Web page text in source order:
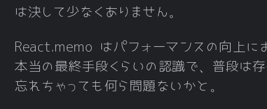
は決して少なくありません。
React.memo はパフォーマンスの向上に
本当の最終手段くらいの認識で、普段は
忘れちゃっても何ら問題ないかと。